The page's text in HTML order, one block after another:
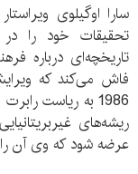
تحقیقات خود را
تاریخچه‌ای درباره
1986 به ریاست
ریشه‌های
عرضه شود که وی آن